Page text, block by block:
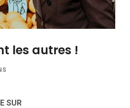
les autres !
SUR